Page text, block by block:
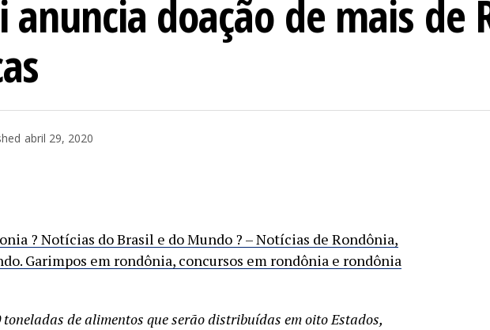
anuncia doação de mais de
abril 29, 2020
? Notícias do Brasil e do Mundo ? – Notícias de Rondônia,
Garimpos em rondônia, concursos em rondônia e rondônia
toneladas de alimentos que serão distribuídas em oito Estados,